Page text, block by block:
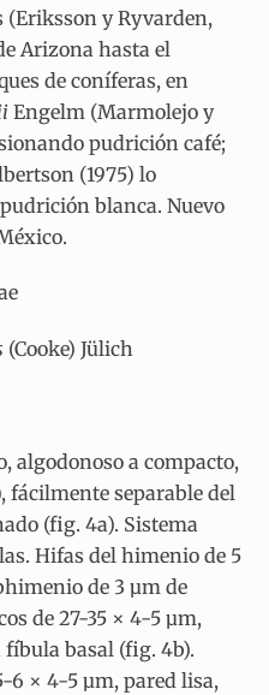
(Eriksson y Ryvarden,
Arizona hasta el
de coníferas, en
Engelm (Marmolejo y
pudrición café;
(1975) lo
blanca. Nuevo
(Cooke) Jülich
algodonoso a compacto,
fácilmente separable del
(fig. 4a). Sistema
Hifas del himenio de 5
de 3 µm de
de 27-35 × 4-5 µm,
basal (fig. 4b).
6 × 4-5 µm, pared lisa,